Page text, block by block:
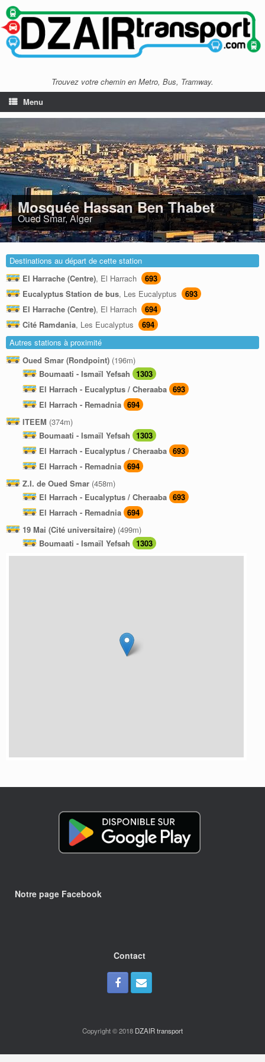
Trouvez votre chemin en Metro, Bus, Tramway.
Menu
Mosquée Hassan Ben Thabet
Oued Smar, Alger
Destinations au départ de cette station
El Harrache (Centre), El Harrach
693
Eucalyptus Station de bus, Les Eucalyptus
693
El Harrache (Centre), El Harrach
694
Cité Ramdania, Les Eucalyptus
694
Autres stations à proximité
Oued Smar (Rondpoint) (196m)
Boumaati - Ismaïl Yefsah 1303
El Harrach - Eucalyptus / Cheraaba 693
El Harrach - Remadnia 694
ITEEM (374m)
Boumaati - Ismaïl Yefsah 1303
El Harrach - Eucalyptus / Cheraaba 693
El Harrach - Remadnia 694
Z.I. de Oued Smar (458m)
El Harrach - Eucalyptus / Cheraaba 693
El Harrach - Remadnia 694
19 Mai (Cité universitaire) (499m)
Boumaati - Ismaïl Yefsah 1303
Notre page Facebook
Contact
Copyright © 2018 DZAIR transport